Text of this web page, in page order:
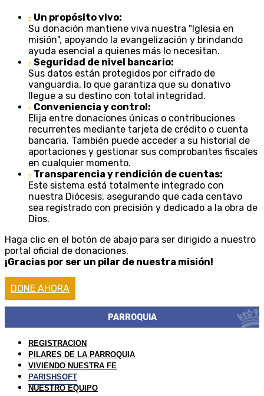
Un propósito vivo:
Su donación mantiene viva nuestra "Iglesia en
misión", apoyando la evangelización y brindando
ayuda esencial a quienes más lo necesitan.
Seguridad de nivel bancario:
Sus datos están protegidos por cifrado de
vanguardia, lo que garantiza que su donativo
llegue a su destino con total integridad.
Conveniencia y control:
Elija entre donaciones únicas o contribuciones
recurrentes mediante tarjeta de crédito o cuenta
bancaria. También puede acceder a su historial de
aportaciones y gestionar sus comprobantes fiscales
en cualquier momento.
Transparencia y rendición de cuentas:
Este sistema está totalmente integrado con
nuestra Diócesis, asegurando que cada centavo
sea registrado con precisión y dedicado a la obra de
Dios.
Haga clic en el botón de abajo para ser dirigido a nuestro
portal oficial de donaciones.
¡Gracias por ser un pilar de nuestra misión!
DONE AHORA
PARROQUIA
REGISTRACION
PILARES DE LA PARROQUIA
VIVIENDO NUESTRA FE
PARISHSOFT
NUESTRO EQUIPO